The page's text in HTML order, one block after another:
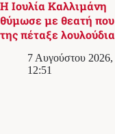
Η Ιουλία Καλλιμάνη
θύμωσε με θεατή που
της πέταξε λουλούδια
7 Αυγούστου 2026,
12:51